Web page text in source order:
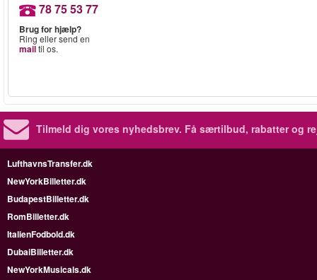
78 75 53 77
Brug for hjælp?
Ring eller send en
mailtil os.
Tilmeld dig vores nyhedsbrev. Få særtilbud, rabatter og
LufthavnsTransfer.dk
NewYorkBilletter.dk
BudapestBilletter.dk
RomBilletter.dk
ItalienFodbold.dk
DubaiBilletter.dk
NewYorkMusicals.dk